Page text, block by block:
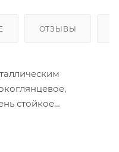
ОТЗЫВЫ
стойкое